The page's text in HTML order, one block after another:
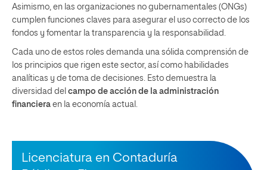
Asimismo, en las organizaciones no gubernamentales (ONGs)
cumplen funciones claves para asegurar el uso correcto de los
fondos y fomentar la transparencia y la responsabilidad.
Cada uno de estos roles demanda una sólida comprensión de
los principios que rigen este sector, así como habilidades
analíticas y de toma de decisiones. Esto demuestra la
diversidad del campo de acción de la administración
financiera en la economía actual.
Licenciatura en Contaduría